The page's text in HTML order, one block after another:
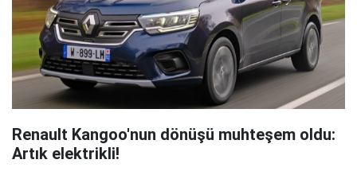
Renault Kangoo'nun dönüşü muhteşem oldu:
Artık elektrikli!